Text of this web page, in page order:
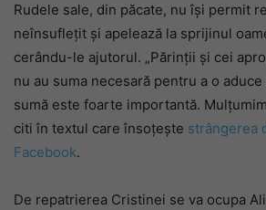
Rudele sale, din păcate, nu își permit
neînsuflețit și apelează la sprijinul
cerându-le ajutorul. „Părinții și cei
nu au suma necesară pentru a o
sumă este foarte importantă.
citi în textul care însoțește strângerea
Facebook.
De repatrierea Cristinei se va ocupa